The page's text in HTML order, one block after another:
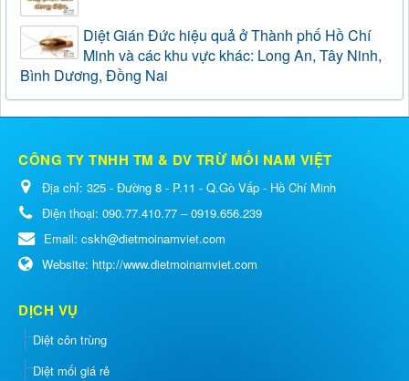
Diệt Gián Đức hiệu quả ở Thành phố Hồ Chí
Minh và các khu vực khác: Long An, Tây Ninh,
Bình Dương, Đồng Nai
CÔNG TY TNHH TM & DV TRỪ MỐI NAM VIỆT
Địa chỉ: 325 - Đường 8 - P.11 - Q.Gò Vấp - Hồ Chí Minh
Điện thoại: 090.77.410.77 – 0919.656.239
Email: cskh@dietmoinamviet.com
Website: http://www.dietmoinamviet.com
DỊCH VỤ
Diệt côn trùng
Diệt mối giá rẻ